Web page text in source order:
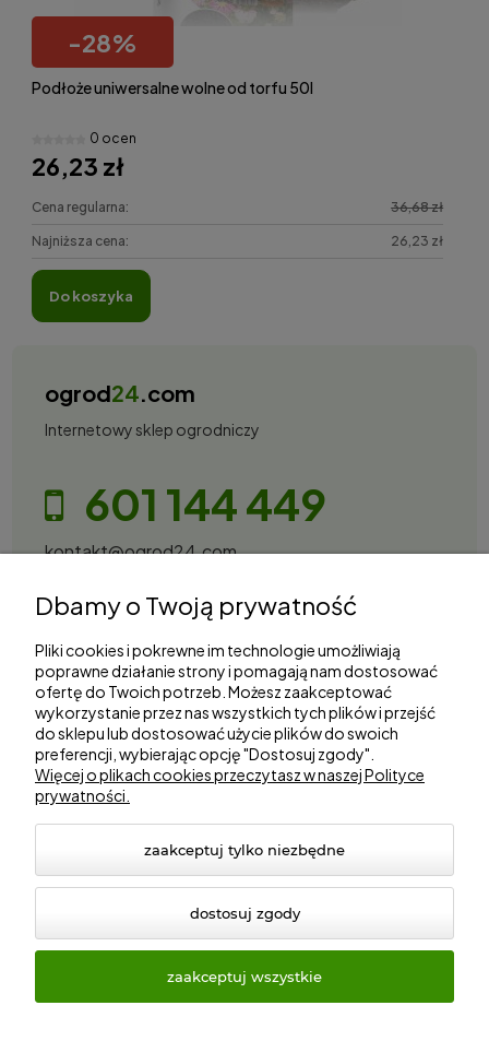
-28%
Podłoże uniwersalne wolne od torfu 50l
0 ocen
26,23 zł
Cena regularna: 36,68 zł
Najniższa cena: 26,23 zł
do koszyka
ogrod24.com
Internetowy sklep ogrodniczy
601 144 449
kontakt@ogrod24.com
Gorzowska 27, 66-530 Trzebicz
Zakupy
Informacje
Marki
© 2026 ogrod24.com. Wszelkie prawa zastrzeżone.
Dbamy o Twoją prywatność
Pliki cookies i pokrewne im technologie umożliwiają
poprawne działanie strony i pomagają nam dostosować
ofertę do Twoich potrzeb. Możesz zaakceptować
wykorzystanie przez nas wszystkich tych plików i przejść
do sklepu lub dostosować użycie plików do swoich
preferencji, wybierając opcję "Dostosuj zgody".
Więcej o plikach cookies przeczytasz w naszej Polityce
prywatności.
zaakceptuj tylko niezbędne
dostosuj zgody
zaakceptuj wszystkie